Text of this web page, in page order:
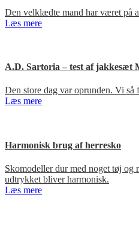
Den velklædte mand har været på
Læs mere
A.D. Sartoria – test af jakkesæt
Den store dag var oprunden. Vi
Læs mere
Harmonisk brug af herresko
Skomodeller dur med noget tøj
udtrykket bliver harmonisk.
Læs mere